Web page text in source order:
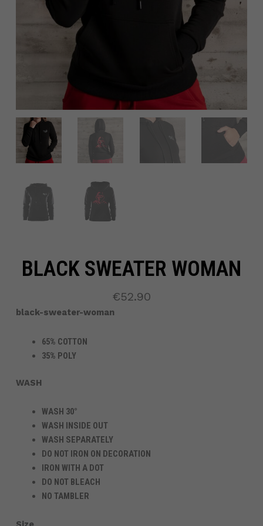
BLACK SWEATER WOMAN
€52.90
black-sweater-woman
65% COTTON
35% POLY
WASH
WASH 30°
WASH INSIDE OUT
WASH SEPARATELY
DO NOT IRON ON DECORATION
IRON WITH A DOT
DO NOT BLEACH
NO TAMBLER
Black